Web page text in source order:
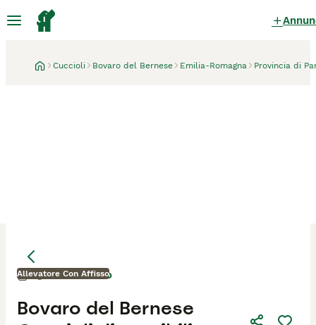
Cuccioli Bovaro del Bernese Emilia-Romagna Provincia di
Allevatore Con Affisso
Bovaro del Bernese
5 giorni Busseto